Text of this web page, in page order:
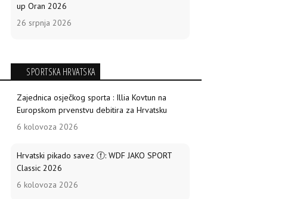
up Oran 2026
26 srpnja 2026
SPORTSKA HRVATSKA
Zajednica osječkog sporta : Illia Kovtun na
Europskom prvenstvu debitira za Hrvatsku
6 kolovoza 2026
Hrvatski pikado savez ⓕ: WDF JAKO SPORT
Classic 2026
6 kolovoza 2026